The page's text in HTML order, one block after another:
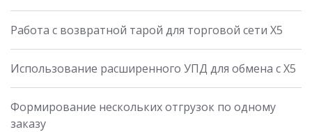
Работа с возвратной тарой для торговой сети X5
Использование расширенного УПД для обмена с X5
Формирование нескольких отгрузок по одному
заказу